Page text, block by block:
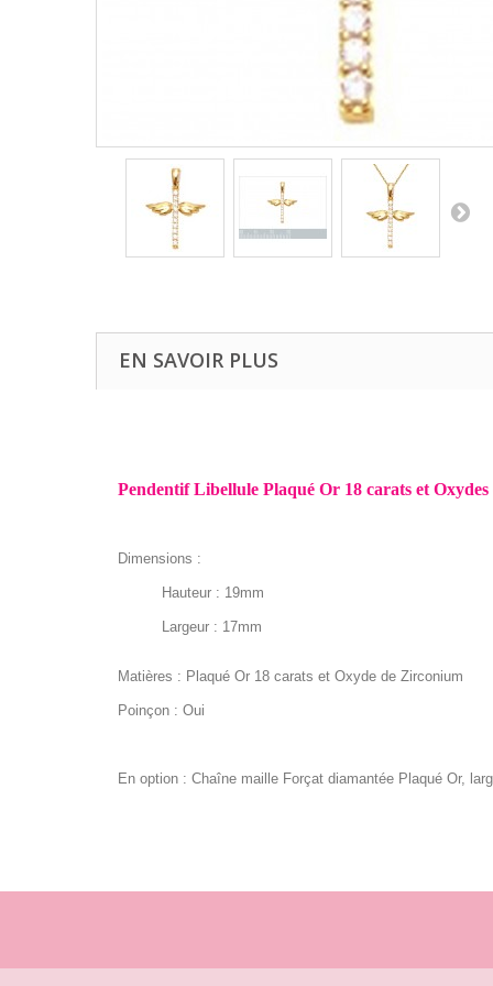
EN SAVOIR PLUS
Pendentif Libellule Plaqué Or 18 carats et
Dimensions :
Hauteur : 19mm
Largeur : 17mm
Matières : Plaqué Or 18 carats et Oxyde de Zirconium
Poinçon : Oui
En option : Chaîne maille Forçat diamantée Plaqué Or,